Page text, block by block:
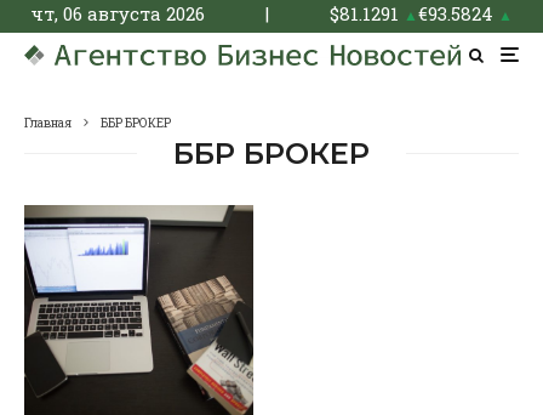
чт, 06 августа 2026 | $81.1291 ▲€93.5824 ▲
Главная ББР БРОКЕР
ББР БРОКЕР